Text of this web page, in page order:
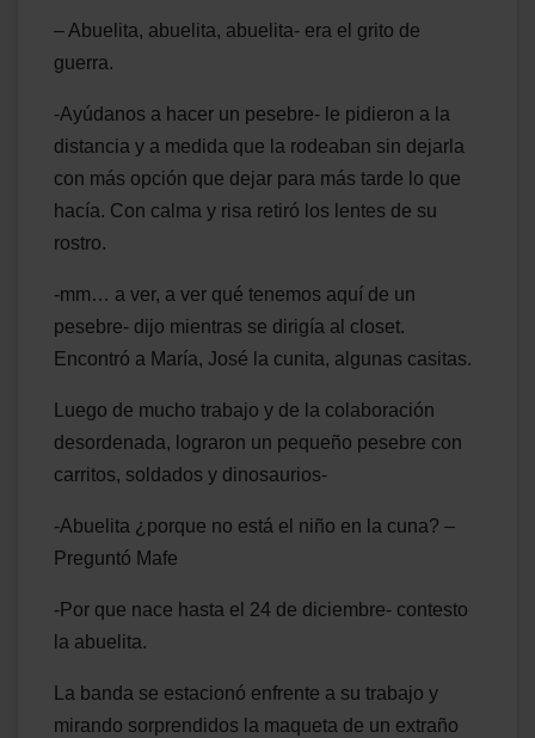
– Abuelita, abuelita, abuelita- era el grito de
guerra.
-Ayúdanos a hacer un pesebre- le pidieron a la
distancia y a medida que la rodeaban sin dejarla
con más opción que dejar para más tarde lo que
hacía. Con calma y risa retiró los lentes de su
rostro.
-mm… a ver, a ver qué tenemos aquí de un
pesebre- dijo mientras se dirigía al closet.
Encontró a María, José la cunita, algunas casitas.
Luego de mucho trabajo y de la colaboración
desordenada, lograron un pequeño pesebre con
carritos, soldados y dinosaurios-
-Abuelita ¿porque no está el niño en la cuna? –
Preguntó Mafe
-Por que nace hasta el 24 de diciembre- contesto
la abuelita.
La banda se estacionó enfrente a su trabajo y
mirando sorprendidos la maqueta de un extraño